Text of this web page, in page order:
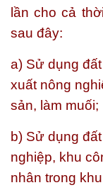
lần cho cả
sau đây:
a) Sử dụng
xuất nông
sản, làm muối;
b) Sử dụng
nghiệp, khu
nhân trong